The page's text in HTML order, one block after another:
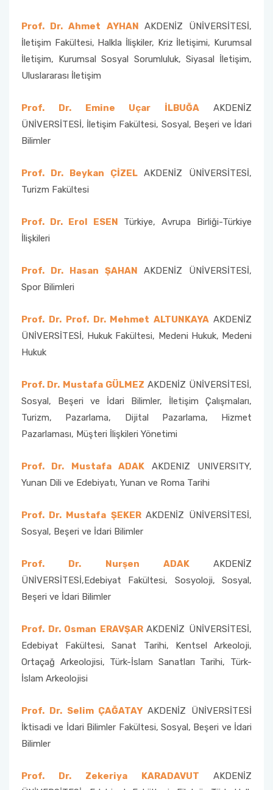
Prof. Dr. Ahmet AYHAN AKDENİZ ÜNİVERSİTESİ,
İletişim Fakültesi, Halkla İlişkiler, Kriz İletişimi, Kurumsal
İletişim, Kurumsal Sosyal Sorumluluk, Siyasal İletişim,
Uluslararası İletişim
Prof. Dr. Emine Uçar İLBUĞA AKDENİZ
ÜNİVERSİTESİ, İletişim Fakültesi, Sosyal, Beşeri ve İdari
Bilimler
Prof. Dr. Beykan ÇİZEL AKDENİZ ÜNİVERSİTESİ,
Turizm Fakültesi
Prof. Dr. Erol ESEN Türkiye, Avrupa Birliği-Türkiye
İlişkileri
Prof. Dr. Hasan ŞAHAN AKDENİZ ÜNİVERSİTESİ,
Spor Bilimleri
Prof. Dr. Prof. Dr. Mehmet ALTUNKAYA AKDENİZ
ÜNİVERSİTESİ, Hukuk Fakültesi, Medeni Hukuk, Medeni
Hukuk
Prof. Dr. Mustafa GÜLMEZ AKDENİZ ÜNİVERSİTESİ,
Sosyal, Beşeri ve İdari Bilimler, İletişim Çalışmaları,
Turizm, Pazarlama, Dijital Pazarlama, Hizmet
Pazarlaması, Müşteri İlişkileri Yönetimi
Prof. Dr. Mustafa ADAK AKDENIZ UNIVERSITY,
Yunan Dili ve Edebiyatı, Yunan ve Roma Tarihi
Prof. Dr. Mustafa ŞEKER AKDENİZ ÜNİVERSİTESİ,
Sosyal, Beşeri ve İdari Bilimler
Prof. Dr. Nurşen ADAK AKDENİZ
ÜNİVERSİTESİ,Edebiyat Fakültesi, Sosyoloji, Sosyal,
Beşeri ve İdari Bilimler
Prof. Dr. Osman ERAVŞARAKDENİZ ÜNİVERSİTESİ,
Edebiyat Fakültesi, Sanat Tarihi, Kentsel Arkeoloji,
Ortaçağ Arkeolojisi, Türk-İslam Sanatları Tarihi, Türk-
İslam Arkeolojisi
Prof. Dr. Selim ÇAĞATAYAKDENİZ ÜNİVERSİTESİ
İktisadi ve İdari Bilimler Fakültesi, Sosyal, Beşeri ve İdari
Bilimler
Prof. Dr. Zekeriya KARADAVUT AKDENİZ